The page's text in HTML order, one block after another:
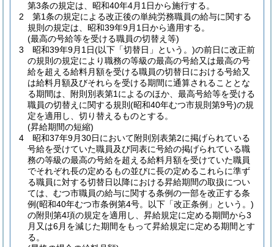
第3条の規定は、昭和40年4月1日から施行する。
2
第1条の規定による改正後の単純労務職員の給与に関する
規則の規定は、昭和39年9月1日から適用する。
(最高の号給等を受ける職員の切替え等)
3
昭和39年9月1日(以下「切替日」という。)の前日に改正前
の規則の規定により職務の等級の最高の号給又は最高の号
給を超える給料月額を受ける職員の切替日における号給又
は給料月額及びそれらを受ける期間に通算されることとな
る期間は、附則別表第1によるのほか、最高号給等を受ける
職員の切替えに関する規則 (昭和40年むつ市規則第9号)の規
定を適用し、切り替えるものとする。
(昇給期間の短縮)
4
昭和37年9月30日において附則別表第2に掲げられている
号給を受けていた職員及び同表に号給の掲げられている職
務の等級の最高の号給を超える給料月額を受けていた職員
でそれぞれ長の定めるもの並びに長の定めるこれらに準ず
る職員に対する切替日以降における昇給期間の取扱につい
ては、むつ市職員の給与に関する条例の一部を改正する条
例(昭和40年むつ市条例第4号。以下「改正条例」という。)
の附則第4項の規定を適用し、昇給規定に定める期間から3
月又は6月を減じた期間をもって昇給規定に定める期間とす
る。